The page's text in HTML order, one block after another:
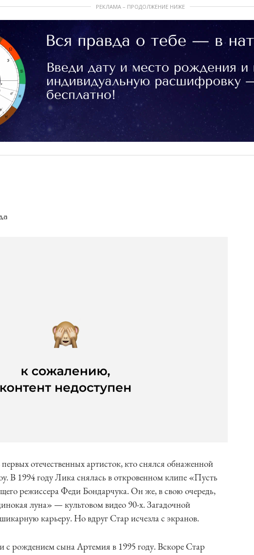
РЕКЛАМА – ПРОДОЛЖЕНИЕ НИЖЕ
отечественных артисток, кто снялся обнаженной
В 1994 году Лика снялась в откровенном клипе «Пусть
режиссера Феди Бондарчука. Он же, в свою очередь,
луна» — культовом видео 90-х. Загадочной
карьеру. Но вдруг Стар исчезла с экранов.
с рождением сына Артемия в 1995 году. Вскоре Стар